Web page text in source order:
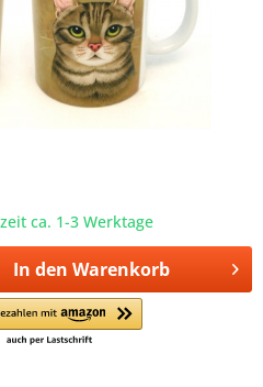
ca. 1-3 Werktage
In den Warenkorb